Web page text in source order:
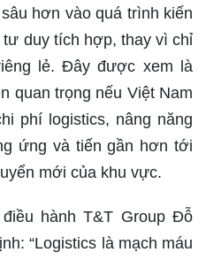
hơn vào quá trình kiến
duy tích hợp, thay vì chỉ
lẻ. Đây được xem là
quan trọng nếu Việt Nam
phí logistics, nâng năng
ứng và tiến gần hơn tới
mới của khu vực.
hành T&T Group Đỗ
“Logistics là mạch máu